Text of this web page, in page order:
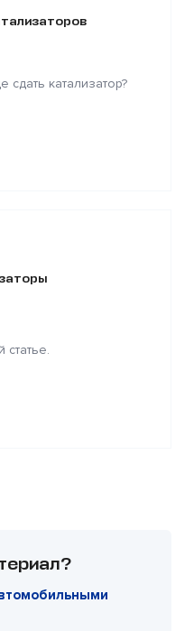
сдать катализатор?